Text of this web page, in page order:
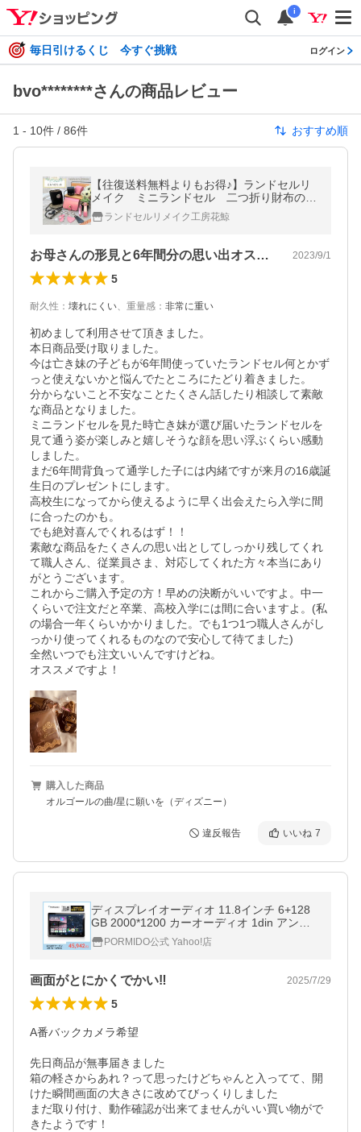
i
毎日引けるくじ 今すぐ挑戦 ログイン
bvo********さんの商品レビュー
1 - 10件 / 86件 おすすめ順
【往復送料無料よりもお得♪】ランドセルリ
メイク ミニランドセル 二つ折り財布の選
べる５点セット♪
ランドセルリメイク工房花鯨
お母さんの形見と6年間分の思い出オススメ 2023/9/1
5
耐久性 ： 壊れにくい、 重量感 ： 非常に重い
初めまして利用させて頂きました。
本日商品受け取りました。
今は亡き妹の子どもが6年間使っていたランドセル何とかず
っと使えないかと悩んでたところにたどり着きました。
分からないこと不安なことたくさん話したり相談して素敵
な商品となりました。
ミニランドセルを見た時亡き妹が選び届いたランドセルを
見て通う姿が楽しみと嬉しそうな顔を思い浮ぶくらい感動
しました。
まだ6年間背負って通学した子には内緒ですが来月の16歳誕
生日のプレゼントにします。
高校生になってから使えるように早く出会えたら入学に間
に合ったのかも。
でも絶対喜んでくれるはず！！
素敵な商品をたくさんの思い出としてしっかり残してくれ
て職人さん、従業員さま、対応してくれた方々本当にあり
がとうございます。
これからご購入予定の方！早めの決断がいいですよ。中一
くらいで注文だと卒業、高校入学には間に合いますよ。(私
の場合一年くらいかかりました。でも1つ1つ職人さんがし
っかり使ってくれるものなので安心して待てました)
全然いつでも注文いいんですけどね。
オススメですよ！
購入した商品
オルゴールの曲/星に願いを（ディズニー）
違反報告 いいね 7
ディスプレイオーディオ 11.8インチ 6+128
GB 2000*1200 カーオーディオ 1din アンド
ロイドナビ apple carplay android auto カー
ナビ ミラーリング FM PR-G10
PORMIDO公式 Yahoo!店
画面がとにかくでかい‼️ 2025/7/29
5
A番バックカメラ希望
先日商品が無事届きました
箱の軽さからあれ？って思ったけどちゃんと入ってて、開
けた瞬間画面の大きさに改めてびっくりしました
まだ取り付け、動作確認が出来てませんがいい買い物がで
きたようです！